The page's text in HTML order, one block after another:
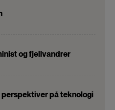
og fjellvandrer
på teknologi